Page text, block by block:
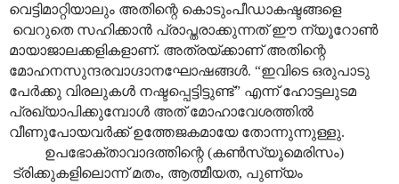
വെട്ടിമാറ്റിയാലും അതിന്റെ കൊടുംപീഡാകഷ്ടങ്ങളെ
വെറുതെ സഹിക്കാൻ പ്രാപ്തരാക്കുന്നത് ഈ ന്യൂറോൺ
മായാജാലക്കളികളാണ്. അത്രയ്ക്കാണ് അതിന്റെ
മോഹനസുന്ദരവാഗ്ദാനഘോഷങ്ങൾ. “ഇവിടെ ഒരുപാടു
പേർക്കു വിരലുകൾ നഷ്ടപ്പെട്ടിട്ടുണ്ട്” എന്ന് ഹോട്ടലുടമ
പ്രഖ്യാപിക്കുമ്പോൾ അത് മോഹാവേശത്തിൽ
വീണുപോയവർക്ക് ഉത്തേജകമായേ തോന്നുന്നുള്ളു.
ഉപഭോക്താവാദത്തിന്റെ (കൺസ്യൂമെരിസം)
ട്രിക്കുകളിലൊന്ന് മതം, ആത്മീയത, പുണ്യം